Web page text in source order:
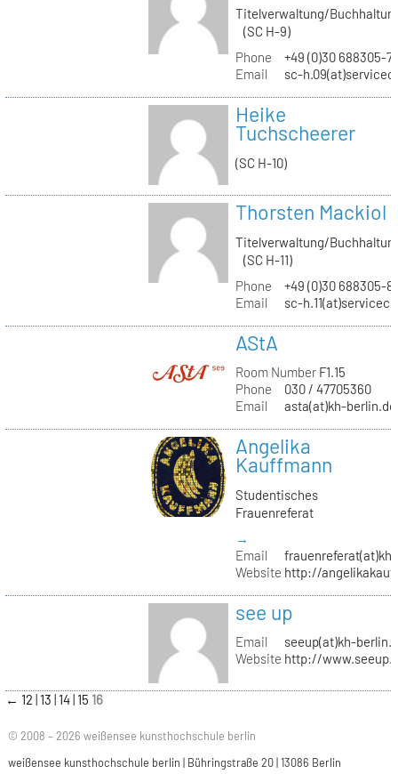
Titelverwaltung/
(SC H-9)
Phone
+49 (0)30 688305-
Email
sc-
Heike
Tuchscheerer
(SC H-10)
Thorsten Mackiol
Titelverwaltung/
(SC H-11)
Phone
+49 (0)30 688305-
Email
sc-
AStA
Room NumberF1.15
Phone
030 / 47705360
Email
asta(at)kh-berlin.de
Angelika
Kauffmann
Studentisches
Frauenreferat
→
Email
Website http://
see up
Email
seeup(at)kh-
Website http://
← 12 13 14 15 16
© 2008 – 2026 weißensee kunsthochschule berlin
weißensee kunsthochschule berlin | Bühringstraße 20 | 13086 Berlin